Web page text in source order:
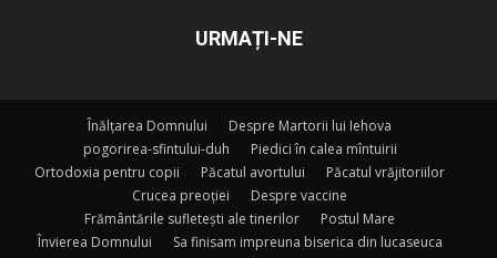
URMAȚI-NE
Înălțarea Domnului
Despre Martorii lui Iehova
pogorirea-sfintului-duh
Piedici în calea mîntuirii
Ortodoxia pentru copii
Păcatul avortului
Păcatul vrăjitoriilor
Crucea preoției
Despre vaccine
Frământările sufletești ale tinerilor
Postul Mare
Învierea Domnului
Sa finisam impreuna biserica din lucaseuca